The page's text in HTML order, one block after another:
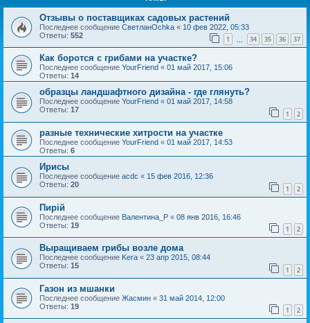
Отзывы о поставщиках садовых растений
Последнее сообщение СветланOchka « 10 фев 2022, 05:33
Ответы: 552 1 34 35 36 37
Как боротся с грибами на участке?
Последнее сообщение YourFriend « 01 май 2017, 15:06
Ответы: 14
образцы ландшафтного дизайна - где глянуть?
Последнее сообщение YourFriend « 01 май 2017, 14:58
Ответы: 17 1 2
разные технические хитрости на участке
Последнее сообщение YourFriend « 01 май 2017, 14:53
Ответы: 6
Ирисы
Последнее сообщение acdc « 15 фев 2016, 12:36
Ответы: 20 1 2
Пирій
Последнее сообщение Валентина_Р « 08 янв 2016, 16:46
Ответы: 19 1 2
Выращиваем грибы возле дома
Последнее сообщение Kera « 23 апр 2015, 08:44
Ответы: 15 1 2
Газон из мшанки
Последнее сообщение Жасмин « 31 май 2014, 12:00
Ответы: 19 1 2